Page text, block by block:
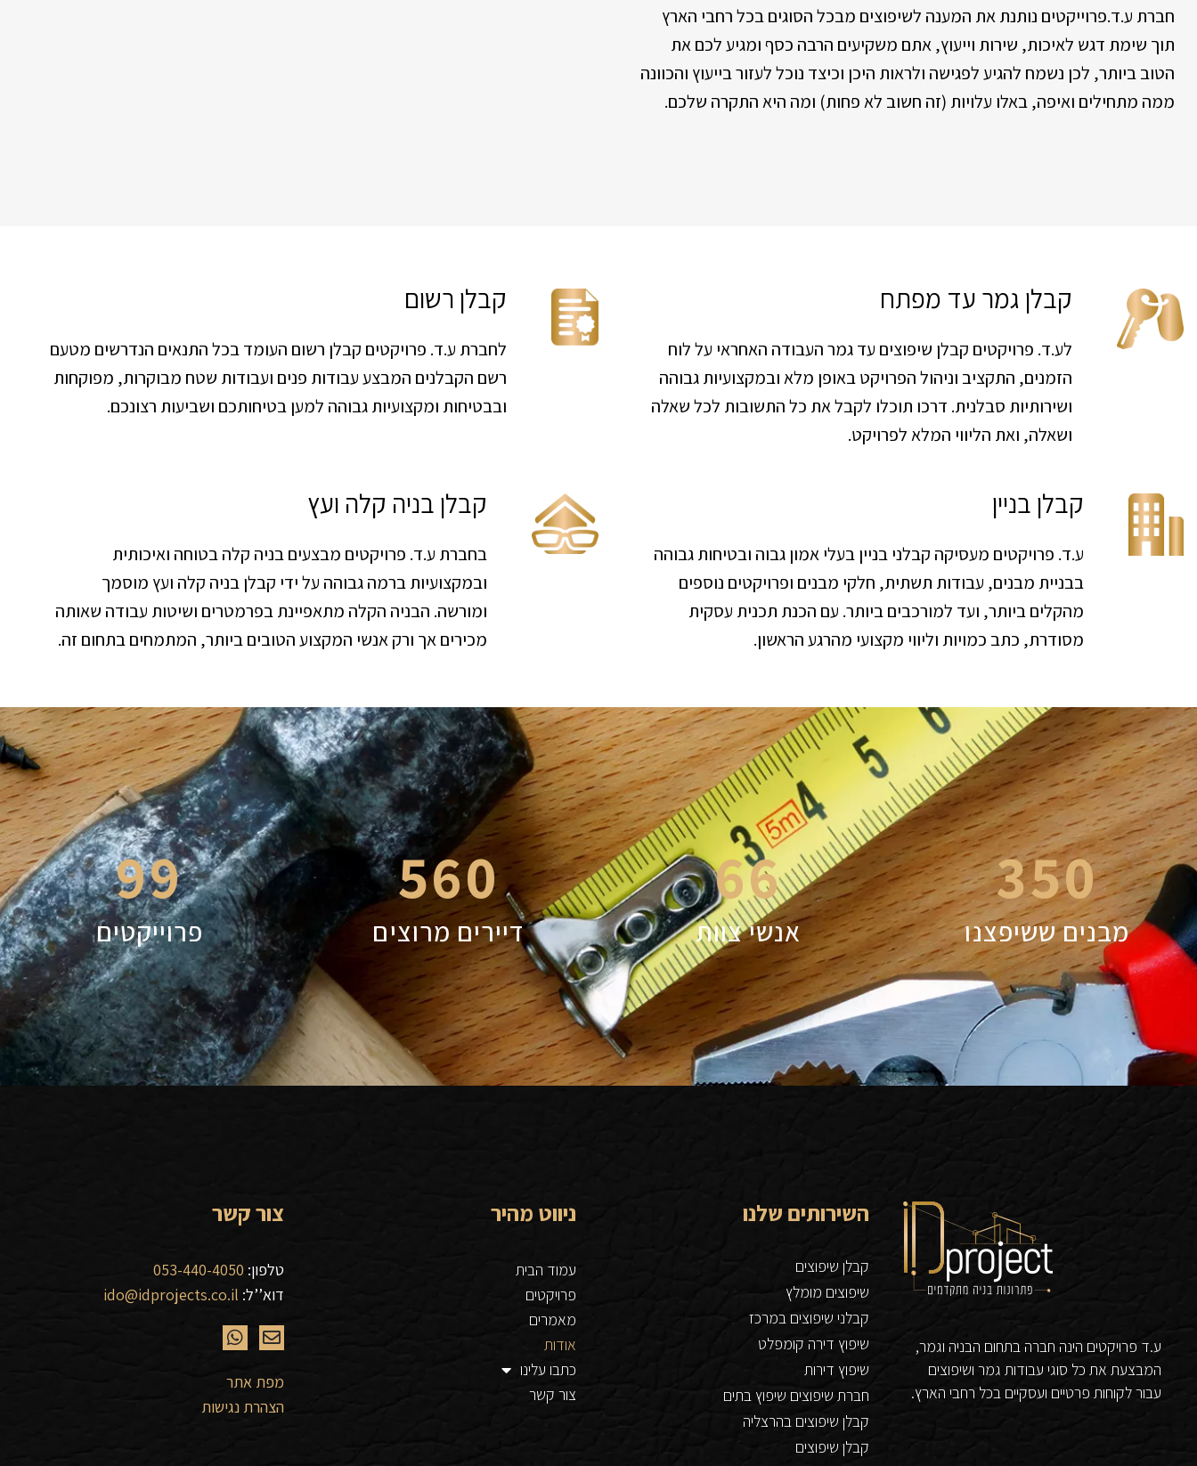
חברת ע.ד.פרוייקטים נותנת את המענה לשיפוצים מבכל הסוגים בכל רחבי הארץ
תוך שימת דגש לאיכות, שירות וייעוץ, אתם משקיעים הרבה כסף ומגיע לכם את
הטוב ביותר, לכן נשמח להגיע לפגישה ולראות היכן וכיצד נוכל לעזור בייעוץ והכוונה
ממה מתחילים ואיפה, באלו עלויות (זה חשוב לא פחות) ומה היא התקרה שלכם.
קבלן גמר עד מפתח
לע.ד. פרויקטים קבלן שיפוצים עד גמר העבודה האחראי על לוח
הזמנים, התקציב וניהול הפרויקט באופן מלא ובמקצועיות גבוהה
ושירותיות סבלנית. דרכו תוכלו לקבל את כל התשובות לכל שאלה
ושאלה, ואת הליווי המלא לפרויקט.
קבלן רשום
לחברת ע.ד. פרויקטים קבלן רשום העומד בכל התנאים הנדרשים מטעם
רשם הקבלנים המבצע עבודות פנים ועבודות שטח מבוקרות, מפוקחות
ובבטיחות ומקצועיות גבוהה למען בטיחותכם ושביעות רצונכם.
קבלן בניין
ע.ד. פרויקטים מעסיקה קבלני בניין בעלי אמון גבוה ובטיחות גבוהה
בבניית מבנים, עבודות תשתית, חלקי מבנים ופרויקטים נוספים
מהקלים ביותר, ועד למורכבים ביותר. עם הכנת תכנית עסקית
מסודרת, כתב כמויות וליווי מקצועי מהרגע הראשון.
קבלן בניה קלה ועץ
בחברת ע.ד. פרויקטים מבצעים בניה קלה בטוחה ואיכותית
ובמקצועיות ברמה גבוהה על ידי קבלן בניה קלה ועץ מוסמך
ומורשה. הבניה הקלה מתאפיינת בפרמטרים ושיטות עבודה שאותה
מכירים אך ורק אנשי המקצוע הטובים ביותר, המתמחים בתחום זה.
מבנים ששיפצנו
350
אנשי צוות
66
דיירים מרוצים
560
פרוייקטים
99
ע.ד פרויקטים הינה חברה בתחום הבניה וגמר,
המבצעת את כל סוגי עבודות גמר ושיפוצים
עבור לקוחות פרטיים ועסקיים בכל רחבי הארץ.
השירותים שלנו
קבלן שיפוצים
שיפוצים מומלץ
קבלני שיפוצים במרכז
שיפוץ דירה קומפלט
שיפוץ דירות
חברת שיפוצים שיפוץ בתים
קבלן שיפוצים בהרצליה
קבלן שיפוצים
ניווט מהיר
עמוד הבית
פרויקטים
מאמרים
אודות
כתבו עלינו
צור קשר
צור קשר
טלפון: 053-440-4050
דוא’’ל: ido@idprojects.co.il
מפת אתר
הצהרת נגישות